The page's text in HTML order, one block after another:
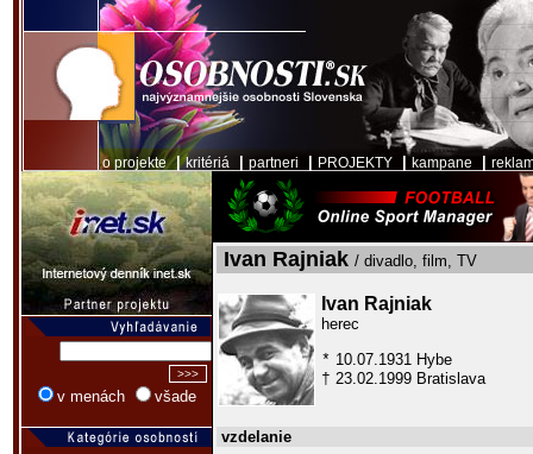
o projekte|kritériá partneri PROJEKTY kampane
v menách všade
Ivan Rajniak / divadlo, film, TV
Ivan Rajniak
herec
* 10.07.1931 Hybe
† 23.02.1999 Bratislava
vzdelanie